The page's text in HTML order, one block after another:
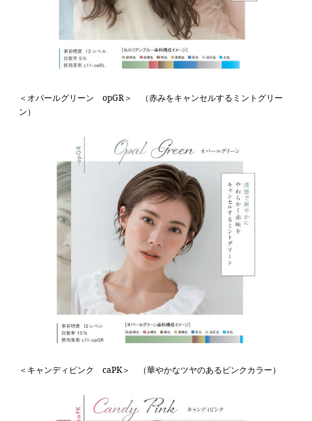
＜オパールグリーン opGR＞ （赤みをキャンセルするミントグリー
ン）
＜キャンディピンク caPK＞ （華やかなツヤのあるピンクカラー）